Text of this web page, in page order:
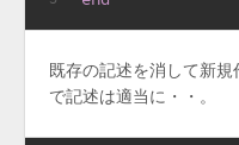
既存の記述を消して新
で記述は適当に・・。